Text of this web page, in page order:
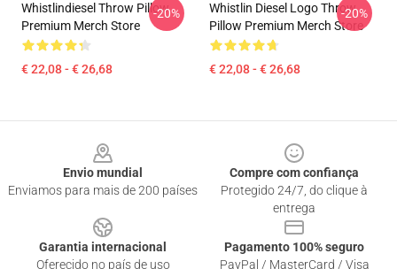
Whistlindiesel Throw Pillow
Premium Merch Store
€ 22,08 - € 26,68
-20%
Whistlin Diesel Logo Throw
Pillow Premium Merch Store
€ 22,08 - € 26,68
-20%
Envio mundial
Enviamos para mais de 200 países
Compre com confiança
Protegido 24/7, do clique à
entrega
Garantia internacional
Oferecido no país de uso
Pagamento 100% seguro
PayPal / MasterCard / Visa